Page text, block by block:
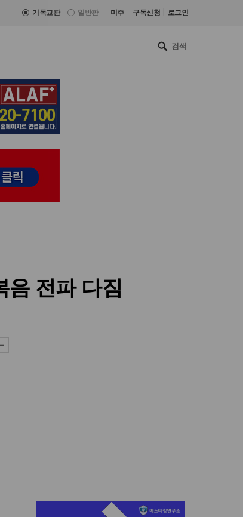
기독교판 일반판 미주 구독신청 로그인
음 전파 다짐